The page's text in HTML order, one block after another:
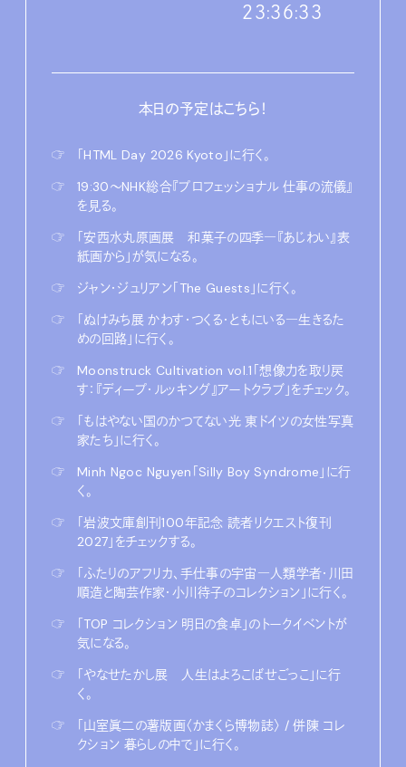
２３:３６:３４
本日の予定はこちら！
☞
「HTML Day 2026 Kyoto」に行く。
☞
19:30〜NHK総合『プロフェッショナル 仕事の流儀』
を見る。
☞
「安西水丸原画展 和菓子の四季―『あじわい』表
紙画から」が気になる。
☞
ジャン・ジュリアン「The Guests」に行く。
☞
「ぬけみち展 かわす・つくる・ともにいる―生きるた
めの回路」に行く。
☞
Moonstruck Cultivation vol.1「想像力を取り戻
す：『ディープ・ルッキング』アートクラブ」をチェック。
☞
「もはやない国のかつてない光 東ドイツの女性写真
家たち」に行く。
☞
Minh Ngoc Nguyen「Silly Boy Syndrome」に行
く。
☞
「岩波文庫創刊100年記念 読者リクエスト復刊
2027」をチェックする。
☞
「ふたりのアフリカ、手仕事の宇宙―人類学者・川田
順造と陶芸作家・小川待子のコレクション」に行く。
☞
「TOP コレクション 明日の食卓」のトークイベントが
気になる。
☞
「やなせたかし展 人生はよろこばせごっこ」に行
く。
☞
「山室眞二の薯版画〈かまくら博物誌〉 / 併陳 コレ
クション 暮らしの中で」に行く。